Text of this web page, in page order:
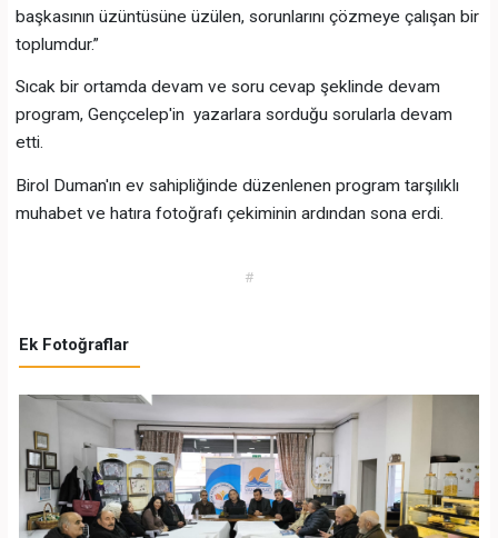
başkasının üzüntüsüne üzülen, sorunlarını çözmeye çalışan bir
toplumdur.”
Sıcak bir ortamda devam ve soru cevap şeklinde devam
program, Gençcelep'in yazarlara sorduğu sorularla devam
etti.
Birol Duman'ın ev sahipliğinde düzenlenen program tarşılıklı
muhabet ve hatıra fotoğrafı çekiminin ardından sona erdi.
#
Ek Fotoğraflar